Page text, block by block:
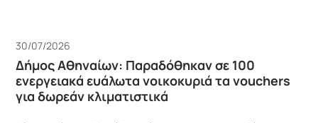
30/07/2026
Δήμος Αθηναίων: Παραδόθηκαν σε 100
ενεργειακά ευάλωτα νοικοκυριά τα vouchers
για δωρεάν κλιματιστικά